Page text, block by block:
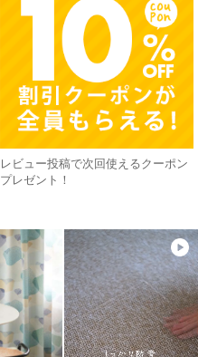
レビュー投稿で次回使えるクーポン
プレゼント！